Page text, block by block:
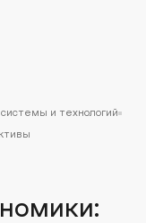
и технологий